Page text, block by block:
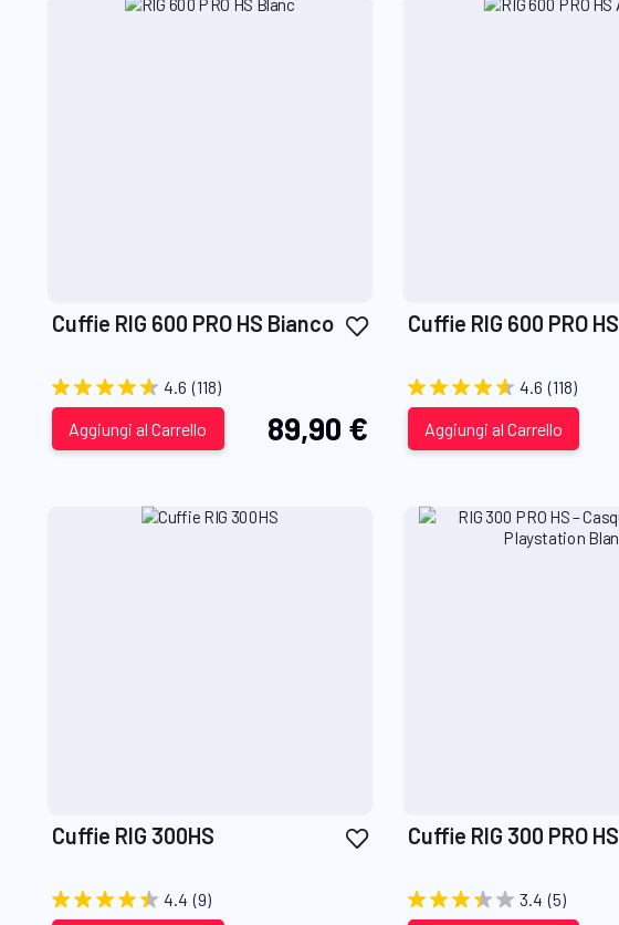
Cuffie RIG 600 PRO HS Bianco
Aggiungi
desideri
4.6 (118)
89,90 €
Aggiungi al Carrello
Cuffie RIG 600 PRO
4.6 (118)
Aggiungi al Carrello
Cuffie RIG 300HS
Aggiungi
desideri
4.4 (9)
Cuffie RIG 300 PRO
3.4 (5)